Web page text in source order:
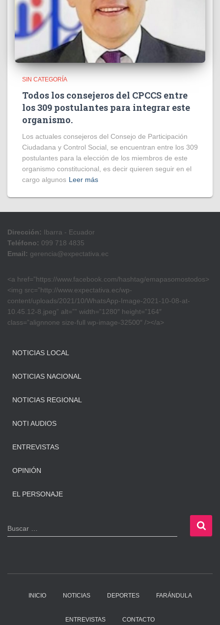
SIN CATEGORÍA
Todos los consejeros del CPCCS entre
los 309 postulantes para integrar este
organismo.
Los actuales consejeros del Consejo de Participación
Ciudadana y Control Social, se encuentran entre los 309
postulantes para la elección de los miembros de este
organismo constitucional, es decir quieren seguir en el
cargo algunos Leer más
Dirección: Ibarra - Ecuador
Teléfono: 099 718 4835
Email: gerencia@expectativa.ec
<a href=”https://www.facebook.com/hashtag/emapasomostodos>
<img src=”http://www.expectativa.ec/wp-
content/uploads/2021/10/WhatsApp-Image-2021-10-08-at-
10.45.12-8.jpeg” alt=”” width=”1280″ height=”164″
class=”alignnone size-full wp-image-32500″ /></a>
NOTICIAS LOCAL
NOTICIAS NACIONAL
NOTICIAS REGIONAL
NOTI AUDIOS
ENTREVISTAS
OPINIÓN
EL PERSONAJE
B
u
Buscar …
INICIO NOTICIAS DEPORTES FARÁNDULA
ENTREVISTAS CONTACTO